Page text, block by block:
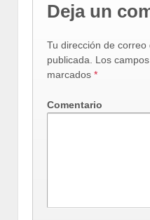
Deja un
Tu dirección de
publicada.
Los
marcados *
Comentario